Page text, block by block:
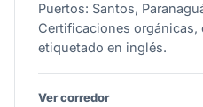
Puertos: Santos,
Certificaciones orgánicas,
etiquetado en inglés.
Ver corredor